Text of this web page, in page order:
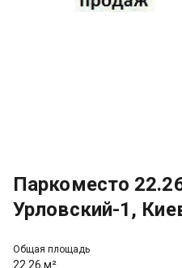
Паркоместо
Урловский-1,
Общая площадь
22.26 м²